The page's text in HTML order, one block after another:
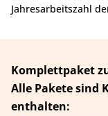
Jahresarbeitszahl
Komplettpaket
Alle Pakete sind
enthalten: